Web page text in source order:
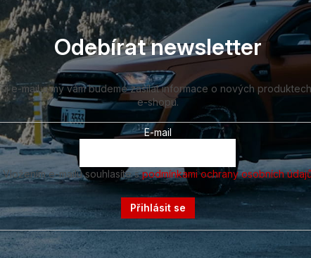
Odebírat newsletter
e-mail a my vám budeme zasílat informace o nových
e-shopu.
E-mail
Vložením e-mailu souhlasíte spodmínkami ochrany osobních
Přihlásit se